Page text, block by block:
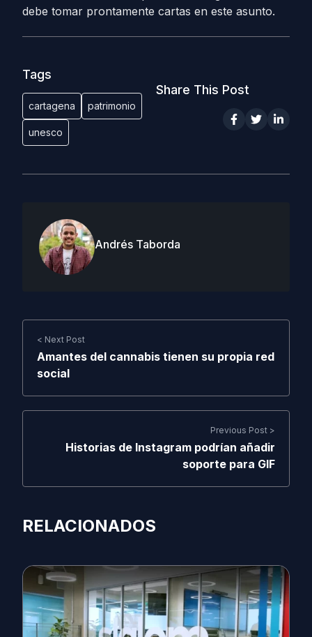
debe tomar prontamente cartas en este asunto.
Tags
cartagena patrimonio
unesco
Share This Post
Andrés Taborda
< Next Post
Amantes del cannabis tienen su propia red
social
Previous Post >
Historias de Instagram podrían añadir
soporte para GIF
RELACIONADOS